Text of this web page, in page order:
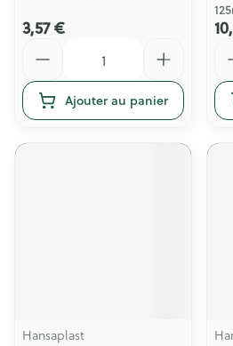
3,57 €
Ajouter au panier
Hansaplast